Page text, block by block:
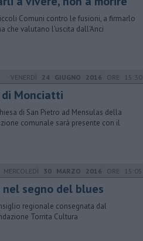
Comuni contro le fusioni, a firmarlo
che valutano l'uscita dall'Anci
VENERDÌ 24 GIUGNO 2016 ORE 15:30
Monciatti
di San Pietro ad Mensulas della
comunale sarà presente con il
MERCOLEDÌ 30 MARZO 2016 ORE 15:05
segno del blues
regionale consegnata dal
Torrita Cultura